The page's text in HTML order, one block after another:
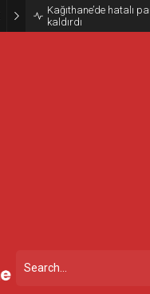
Kağıthane’de hatalı
kaldırdı